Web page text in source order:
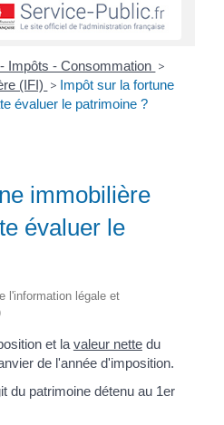
Impôts - Consommation >
(IFI) > Impôt sur la fortune
évaluer le patrimoine ?
immobilière
évaluer le
l'information légale et
et la valeur nettedu
de l'année d'imposition.
du patrimoine détenu au 1er